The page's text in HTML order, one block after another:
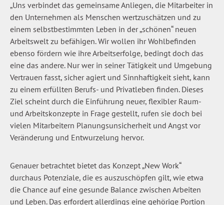
„Uns verbindet das gemeinsame Anliegen, die Mitarbeiter in
den Unternehmen als Menschen wertzuschätzen und zu
einem selbstbestimmten Leben in der „schönen“ neuen
Arbeitswelt zu befähigen. Wir wollen ihr Wohlbefinden
ebenso fördern wie ihre Arbeitserfolge, bedingt doch das
eine das andere. Nur wer in seiner Tätigkeit und Umgebung
Vertrauen fasst, sicher agiert und Sinnhaftigkeit sieht, kann
zu einem erfüllten Berufs- und Privatleben finden. Dieses
Ziel scheint durch die Einführung neuer, flexibler Raum-
und Arbeitskonzepte in Frage gestellt, rufen sie doch bei
vielen Mitarbeitern Planungsunsicherheit und Angst vor
Veränderung und Entwurzelung hervor.
Genauer betrachtet bietet das Konzept „New Work“
durchaus Potenziale, die es auszuschöpfen gilt, wie etwa
die Chance auf eine gesunde Balance zwischen Arbeiten
und Leben. Das erfordert allerdings eine gehörige Portion